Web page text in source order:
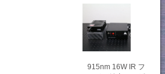
915nm 16W IR フ